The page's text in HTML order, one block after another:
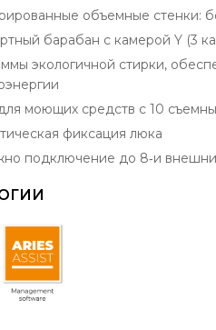
объемные стенки:
барабан с камерой Y (3
экологичной стирки,
моющих средств с 10
фиксация люка
подключение до 8‐и